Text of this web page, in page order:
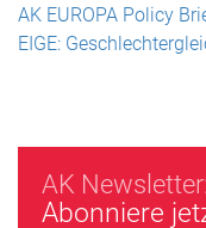
AK EUROPA Policy
EIGE:
AK Newsletter:
Abonniere